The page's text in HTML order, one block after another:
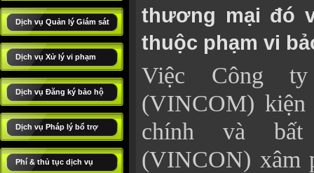
Dịch vụ Quản lý Giám sát
Dịch vụ Xử lý vi phạm
Dịch vụ Đăng ký bảo hộ
Dịch vụ Pháp lý bổ trợ
Phí & thủ tục dịch vụ
thương mại đó
thuộc phạm vi
Việc Công
(VINCOM)
chính và bất
(VINCON) xâm